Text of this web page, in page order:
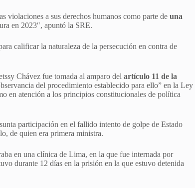
violaciones a sus derechos humanos como parte de una
en 2023″, apuntó la SRE.
calificar la naturaleza de la persecución en contra de
Chávez fue tomada al amparo del artículo 11 de la
del procedimiento establecido para ello” en la Ley
en atención a los principios constitucionales de política
participación en el fallido intento de golpe de Estado
de quien era primera ministra.
en una clínica de Lima, en la que fue internada por
durante 12 días en la prisión en la que estuvo detenida